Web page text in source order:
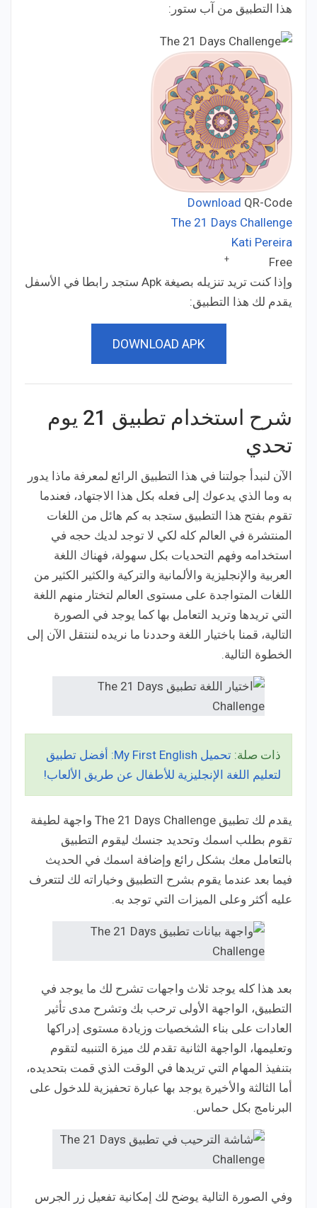
هذا التطبيق من آب ستور:
Download QR-Code
The 21 Days Challenge
Kati Pereira
Free
+
وإذا كنت تريد تنزيله بصيغة Apk ستجد رابطا في الأسفل
يقدم لك هذا التطبيق:
DOWNLOAD APK
شرح استخدام تطبيق 21 يوم
تحدي
الآن لنبدأ جولتنا في هذا التطبيق الرائع لمعرفة ماذا يدور
به وما الذي يدعوك إلى فعله بكل هذا الاجتهاد، فعندما
تقوم بفتح هذا التطبيق ستجد به كم هائل من اللغات
المنتشرة في العالم كله لكي لا توجد لديك حجه في
استخدامه وفهم التحديات بكل سهولة، فهناك اللغة
العربية والإنجليزية والألمانية والتركية والكثير الكثير من
اللغات المتواجدة على مستوى العالم لتختار منهم اللغة
التي تريدها وتريد التعامل بها كما يوجد في الصورة
التالية، قمنا باختيار اللغة وحددنا ما نريده لننتقل الآن إلى
الخطوة التالية.
ذات صلة:
تحميل My First English: أفضل تطبيق
لتعليم اللغة الإنجليزية للأطفال عن طريق الألعاب!
يقدم لك تطبيق The 21 Days Challenge واجهة لطيفة
تقوم بطلب اسمك وتحديد جنسك ليقوم التطبيق
بالتعامل معك بشكل رائع وإضافة اسمك في الحديث
فيما بعد عندما يقوم بشرح التطبيق وخياراته لك لتتعرف
عليه أكثر وعلى الميزات التي توجد به.
بعد هذا كله يوجد ثلاث واجهات تشرح لك ما يوجد في
التطبيق، الواجهة الأولى ترحب بك وتشرح مدى تأثير
العادات على بناء الشخصيات وزيادة مستوى إدراكها
وتعليمها، الواجهة الثانية تقدم لك ميزة التنبيه لتقوم
بتنفيذ المهام التي تريدها في الوقت الذي قمت بتحديده،
أما الثالثة والأخيرة يوجد بها عبارة تحفيزية للدخول على
البرنامج بكل حماس.
وفي الصورة التالية يوضح لك إمكانية تفعيل زر الجرس